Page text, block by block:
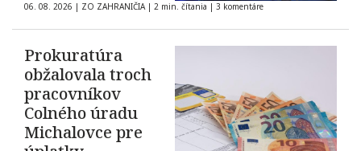
06. 08. 2026 | ZO ZAHRANIČIA | 2 min. čítania | 3 komentáre
Prokuratúra
obžalovala troch
pracovníkov
Colného úradu
Michalovce pre